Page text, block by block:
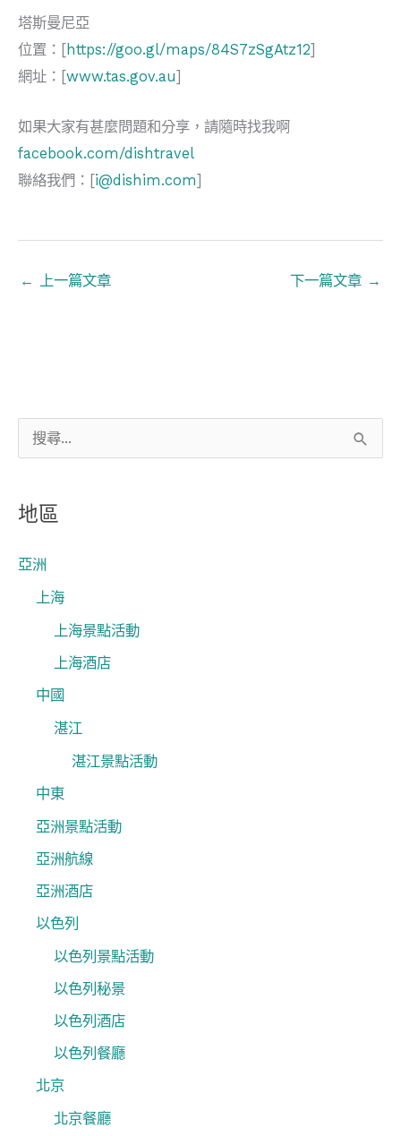
關
字
地區
亞洲
上海
上海景點活動
上海酒店
中國
湛江
湛江景點活動
中東
亞洲景點活動
亞洲航線
亞洲酒店
以色列
以色列景點活動
以色列秘景
以色列酒店
以色列餐廳
北京
北京餐廳
塔斯曼尼亞
位置：[https://goo.gl/maps/84S7zSgAtz12]
網址：[www.tas.gov.au]
如果大家有甚麼問題和分享，請隨時找我啊
facebook.com/dishtravel
聯絡我們：[i@dishim.com]
← 上一篇文章 下一篇文章 →